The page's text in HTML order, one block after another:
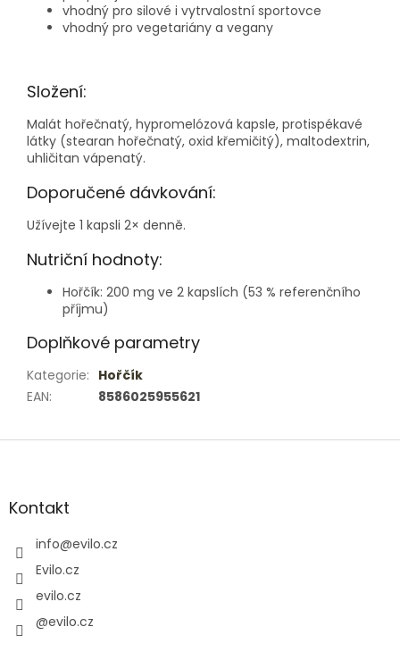
vhodný pro silové i vytrvalostní sportovce
vhodný pro vegetariány a vegany
Složení:
Malát hořečnatý, hypromelózová kapsle, protispékavé
látky (stearan hořečnatý, oxid křemičitý), maltodextrin,
uhličitan vápenatý.
Doporučené dávkování:
Užívejte 1 kapsli 2× denně.
Nutriční hodnoty:
Hořčík: 200 mg ve 2 kapslích (53 % referenčního
příjmu)
Doplňkové parametry
Kategorie: Hořčík
EAN: 8586025955621
Z
aKontakt
info@evilo.cz
Evilo.cz
evilo.cz
@evilo.cz